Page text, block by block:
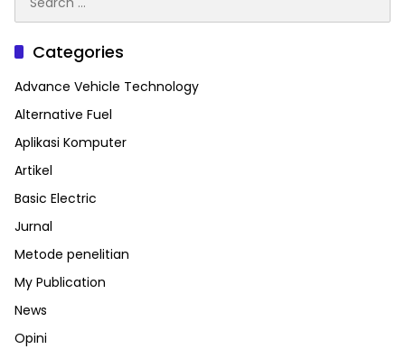
for:
Categories
Advance Vehicle Technology
Alternative Fuel
Aplikasi Komputer
Artikel
Basic Electric
Jurnal
Metode penelitian
My Publication
News
Opini